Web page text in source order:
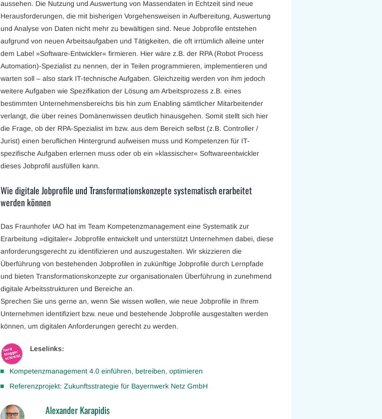
aussehen. Die Nutzung und Auswertung von Massendaten in Echtzeit sind neue
Herausforderungen, die mit bisherigen Vorgehensweisen in Aufbereitung, Auswertung
und Analyse von Daten nicht mehr zu bewältigen sind. Neue Jobprofile entstehen
aufgrund von neuen Arbeitsaufgaben und Tätigkeiten, die oft irrtümlich alleine unter
dem Label »Software-Entwickler« firmieren. Hier wäre z.B. der RPA (Robot Process
Automation)-Spezialist zu nennen, der in Teilen programmieren, implementieren und
warten soll – also stark IT-technische Aufgaben. Gleichzeitig werden von ihm jedoch
weitere Aufgaben wie Spezifikation der Lösung am Arbeitsprozess z.B. eines
bestimmten Unternehmensbereichs bis hin zum Enabling sämtlicher Mitarbeitender
verlangt, die über reines Domänenwissen deutlich hinausgehen. Somit stellt sich hier
die Frage, ob der RPA-Spezialist im bzw. aus dem Bereich selbst (z.B. Controller /
Jurist) einen beruflichen Hintergrund aufweisen muss und Kompetenzen für IT-
spezifische Aufgaben erlernen muss oder ob ein »klassischer« Softwareentwickler
dieses Jobprofil ausfüllen kann.
Wie digitale Jobprofile und Transformationskonzepte systematisch erarbeitet
werden können
Das Fraunhofer IAO hat im Team Kompetenzmanagement eine Systematik zur
Erarbeitung »digitaler« Jobprofile entwickelt und unterstützt Unternehmen dabei, diese
anforderungsgerecht zu identifizieren und auszugestalten. Wir skizzieren die
Überführung von bestehenden Jobprofilen in zukünftige Jobprofile durch Lernpfade
und bieten Transformationskonzepte zur organisationalen Überführung in zunehmend
digitale Arbeitsstrukturen und Bereiche an.
Sprechen Sie uns gerne an, wenn Sie wissen wollen, wie neue Jobprofile in Ihrem
Unternehmen identifiziert bzw. neue und bestehende Jobprofile ausgestalten werden
können, um digitalen Anforderungen gerecht zu werden.
Leselinks:
Kompetenzmanagement 4.0 einführen, betreiben, optimieren
Referenzprojekt: Zukunftsstrategie für Bayernwerk Netz GmbH
Alexander Karapidis